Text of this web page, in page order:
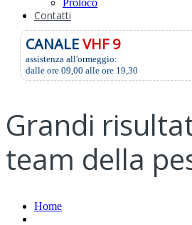
Proloco
Contatti
CANALEVHF 9
assistenza all'ormeggio:
dalle ore 09,00 alle ore 19,30
Grandi
team della
Home